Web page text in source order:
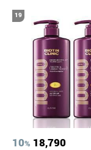
19
10% 18,790